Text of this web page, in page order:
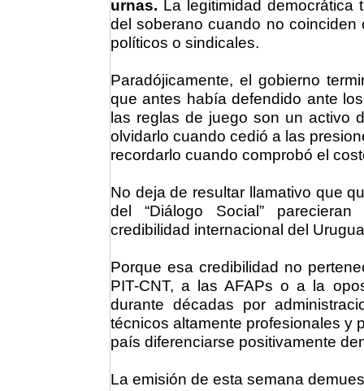
urnas. La legitimidad democrática
del soberano cuando no
políticos o sindicales.
Paradójicamente, el gobierno
que antes había defendido ante
las reglas de juego son un activo
olvidarlo cuando cedió a las
recordarlo cuando comprobó el
No deja de resultar llamativo que
del “Diálogo Social”
credibilidad internacional del
Porque esa credibilidad no
PIT-CNT, a las AFAPs o a la
durante décadas por
técnicos altamente profesionales y
país diferenciarse positivamente
La emisión de esta semana